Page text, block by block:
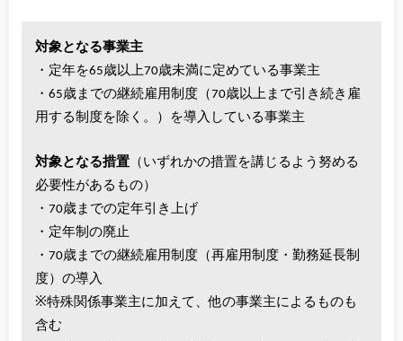
対象となる事業主
・定年を65歳以上70歳未満に定めている事業主
・65歳までの継続雇用制度（70歳以上まで引き続き雇
用する制度を除く。）を導入している事業主
対象となる措置 （いずれかの措置を講じるよう努める
必要性があるもの）
・70歳までの定年引き上げ
・定年制の廃止
・70歳までの継続雇用制度（再雇用制度・勤務延長制
度）の導入
※特殊関係事業主に加えて、他の事業主によるものも
含む